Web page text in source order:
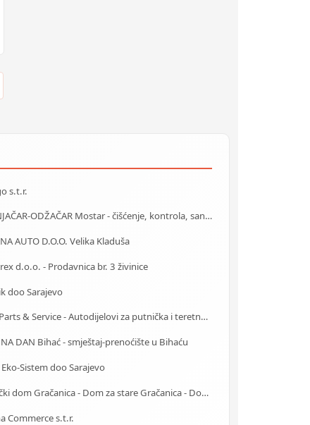
s.t.r.
DIMNJAČAR-ODŽAČAR Mostar - čišćenje, kontrola, sanacija
AUTO D.O.O. Velika Kladuša
d.o.o. - Prodavnica br. 3 živinice
doo Sarajevo
MAK Parts & Service - Autodijelovi za putnička i teretna vozila Gračanica
NA DAN Bihać - smještaj-prenoćište u Bihaću
Eko-Sistem doo Sarajevo
Starački dom Gračanica - Dom za stare Gračanica - Dom za stara lica Gračanica
Commerce s.t.r.